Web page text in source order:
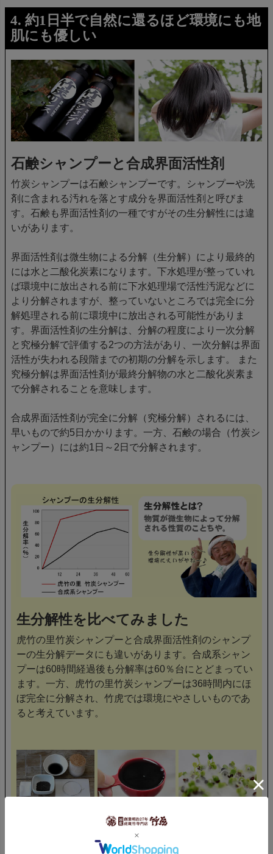
4. 約1日半で自然に還るほど環境にも地
肌にも優しい
石鹸シャンプーと合成界面活性剤
竹炭シャンプーは石鹸シャンプーです。シャンプーや洗
剤に含まれる汚れを落とす成分を界面活性剤と呼びま
す。石鹸も界面活性剤の一種ですがその生分解性には違
いがあります。
界面活性剤は微生物による分解（生分解）により最終的
には水と二酸化炭素になります。下水処理が整っていれ
ば環境中に放出される前に下水処理場で活性汚泥などに
より分解されますが、整っていないところでは完全に分
解処理される前に環境中に放出される可能性がありま
す。界面活性剤の生分解は、分解の程度により一次分解
と究極分解で評価する2つの方法があり、一次分解は界面
活性が失われる段階までの初期の分解を示します。 また
究極分解は界面活性剤が最終分解物の水と二酸化炭素ま
で分解されることを意味します。
合成界面活性剤が完全に分解（究極分解）されるには、
早いもので約5日かかります。一方、石鹸の場合（竹炭シ
ャンプー）には約1日～2日で分解されます。
生分解性を比べてみました
虎竹の里竹炭シャンプーと合成界面活性剤のシャンプ
ーの生分解データにも違いがあります。合成系シャン
プーは60時間経過後も分解率は60％台にとどまってい
ます。一方、虎竹の里竹炭シャンプーは36時間内にほ
ぼ完全に分解され、竹虎では環境にやさしいものであ
ると考えています。
竹炭シャンプーの排水で発芽実験
メダカを用いた魚毒性の実験を行った結果でも、竹炭